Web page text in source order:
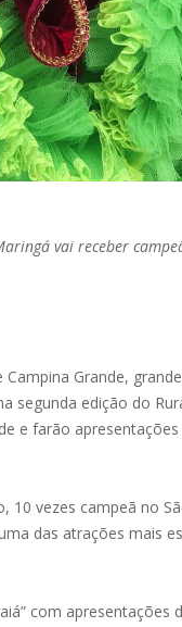
vai receber
Grande,
segunda edição do
e farão
10 vezes campeã no
das atrações mais
com